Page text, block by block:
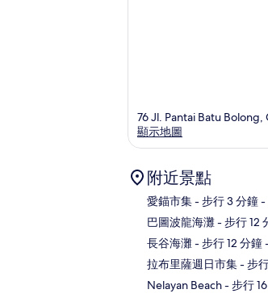
76 Jl. Pantai Batu Bolong,
顯示地圖
附近景點
愛錨市集- 步行 3 分鐘-
巴圖波龍海灘- 步行 12
長谷海灘- 步行 12 分鐘
拉布里薩週日市集- 步
Nelayan Beach- 步行